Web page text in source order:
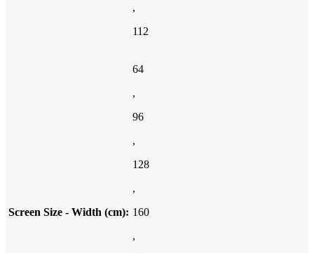
,
112
Screen Size - Width (cm):
64
,
96
,
128
,
160
,